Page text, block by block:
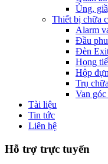
Ủng,
Thiết bị chữa
Alarm
Đầu
Đèn
Họng
Hộp
Trụ
Van
Tài liệu
Tin tức
Liên hệ
Hỗ trợ trực tuyến